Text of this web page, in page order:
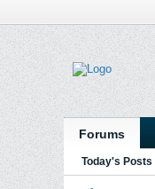
Forums
Today's Posts